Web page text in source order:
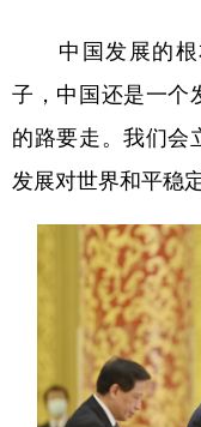
中国发展的根
子，中国还是一个
的路要走。我们会
发展对世界和平稳